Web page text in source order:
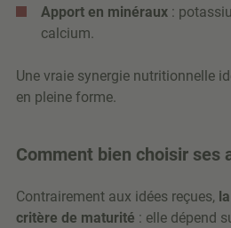
Apport en minéraux :
calcium.
Une vraie synergie nutritionnelle
en pleine forme.
Comment bien choisir ses
Contrairement aux idées reçues,
critère de maturité : elle dépend